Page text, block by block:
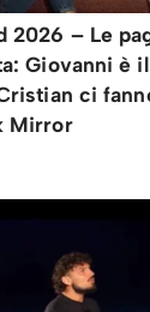
2026 – Le
Giovanni è
ci
Mirror